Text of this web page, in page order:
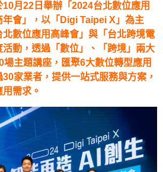
月22日舉辦「2024台北數位應用
年會」，以「Digi Taipei X」為主
數位應用高峰會」與「台北跨境電
活動，透過「數位」、「跨境」兩大
場主題講座，匯聚6大數位轉型應用
家業者，提供一站式服務與方案，
需求。